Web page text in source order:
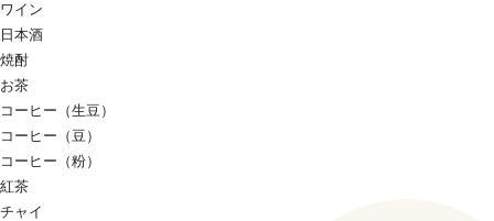
ワイン
日本酒
焼酎
お茶
コーヒー（生豆）
コーヒー（豆）
コーヒー（粉）
紅茶
チャイ